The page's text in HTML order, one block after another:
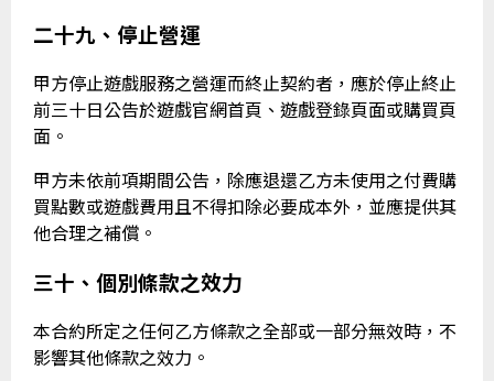
二十九、停止營運
甲方停止遊戲服務之營運而終止契約者，應於停止終止
前三十日公告於遊戲官網首頁、遊戲登錄頁面或購買頁
面。
甲方未依前項期間公告，除應退還乙方未使用之付費購
買點數或遊戲費用且不得扣除必要成本外，並應提供其
他合理之補償。
三十、個別條款之效力
本合約所定之任何乙方條款之全部或一部分無效時，不
影響其他條款之效力。